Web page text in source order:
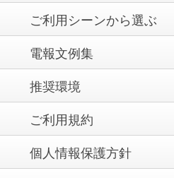
ご利用シーンから選ぶ
電報文例集
推奨環境
ご利用規約
個人情報保護方針